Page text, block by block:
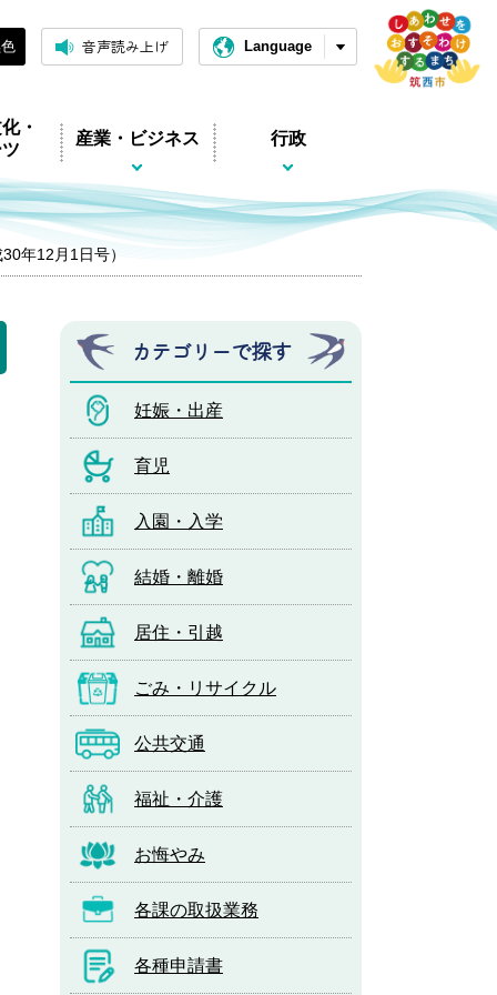
音声読み上げ Language
・
産業・ビジネス 行政
年12月1日号）
カテゴリーで探す
妊娠・出産
育児
入園・入学
結婚・離婚
居住・引越
ごみ・リサイクル
公共交通
福祉・介護
お悔やみ
各課の取扱業務
各種申請書